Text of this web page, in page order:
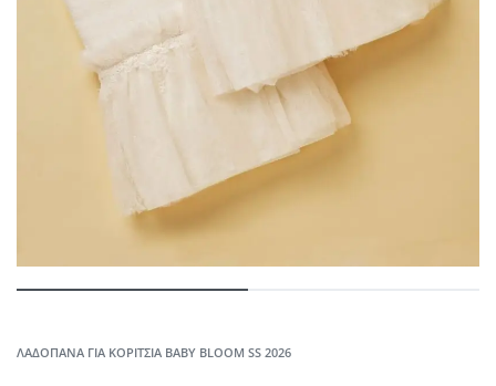
ΛΑΔΌΠΑΝΑ ΓΙΑ ΚΟΡΊΤΣΙΑ BABY BLOOM SS 2026